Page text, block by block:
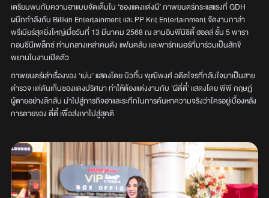
เตรียมพบกับความฮาแบบจัดเต็มใน ‘ซองแดงแต่งผี’ ภาพยนตร์กระแสแรงที่ GDH
ผนึกกำลังกับ Billkin Entertainment และ PP Krit Entertainment จัดงานกาล่า
พรีเมียร์สุดยิ่งใหญ่เมื่อวันที่ 13 มีนาคม 2568 ณ ลานอินฟินิซิตี้ ฮอลล์ ชั้น 5 พารา
กอนซีนีเพล็กซ์ ท่ามกลางเหล่าคนดัง แฟนคลับ และพาร์ทเนอร์ที่มาร่วมเป็นสักขี
พยานในงานเปิดตัว
ภาพยนตร์เล่าเรื่องของ ‘เม่น’ แสดงโดย บิวกิ้น พุฒิพงศ์ อดีตโจรที่กลับใจมาเป็นสาย
ตำรวจ แต่ดันเก็บซองแดงปริศนา ทำให้ต้องแต่งงานกับ ‘ผีตี่ตี๋’ แสดงโดย พีพี กฤษฏ์
ผู้ตายอย่างลึกลับ นำไปสู่ภารกิจฮาและระทึกในการค้นหาความจริงว่าใครอยู่เบื้องหลัง
การตายของ ตี่ตี๋ เพื่อส่งเขาไปสู่สุคติ